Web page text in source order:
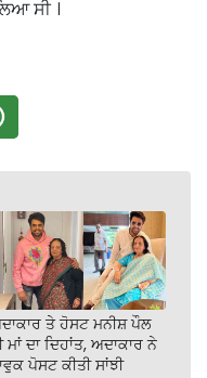
ਸੀ ।
ਤੇ ਹੋਸਟ ਮਨੀਸ਼ ਪੌਲ
ਮਾਂ ਦਾ ਦਿਹਾਂਤ, ਅਦਾਕਾਰ ਨੇ
ਪੋਸਟ ਕੀਤੀ ਸਾਂਝੀ